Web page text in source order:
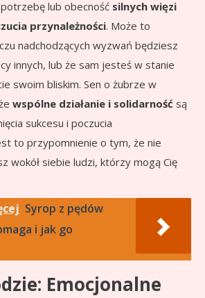
lub obecność silnych więzi
przynależności. Może to
nadchodzących wyzwań będziesz
innych, lub że sam jesteś w stanie
swoim bliskim. Sen o żubrze w
wspólne działanie i solidarność są
sukcesu i poczucia
to przypomnienie o tym, że nie
wokół siebie ludzi, którzy mogą Cię
Syrop z pędów
i jak go
Emocjonalne